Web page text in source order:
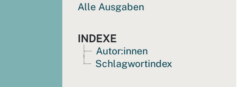
Alle Ausgaben
INDEXE
Autor:innen
Schlagwortindex